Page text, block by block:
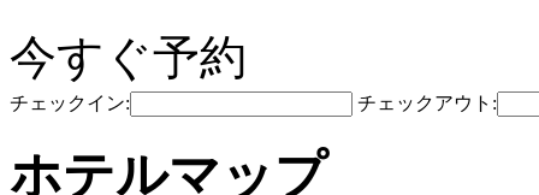
今すぐ予約
チェックイン: チェックアウト:
ホテルマップ